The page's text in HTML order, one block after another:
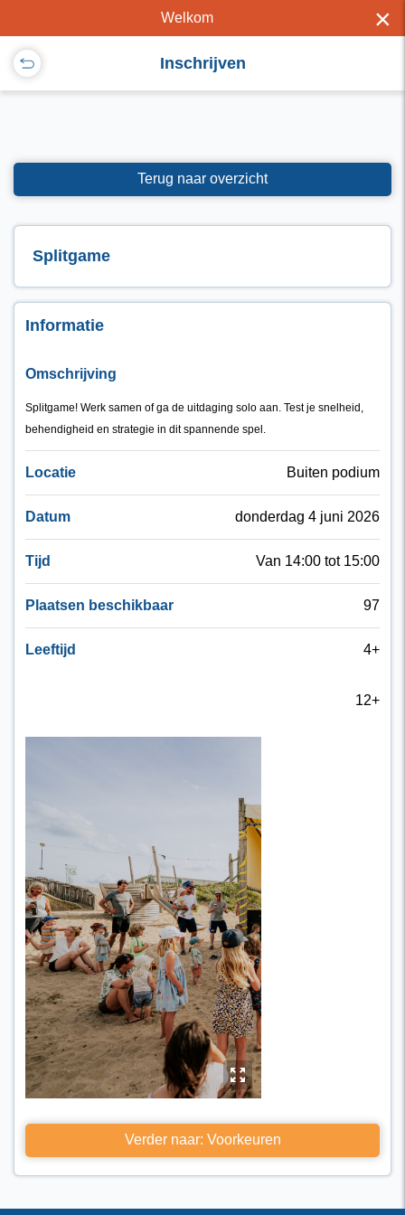
Welkom ×
Inschrijven
Terug naar overzicht
Splitgame
Informatie
Omschrijving
Splitgame! Werk samen of ga de uitdaging solo aan. Test je snelheid,
behendigheid en strategie in dit spannende spel.
Locatie Buiten podium
Datum donderdag 4 juni 2026
Tijd Van 14:00 tot 15:00
Plaatsen beschikbaar 97
Leeftijd 4+
12+
y
Verder naar: Voorkeuren